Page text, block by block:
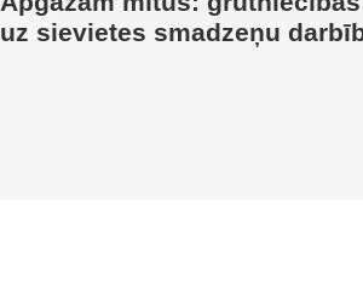
uz sievietes smadzeņu